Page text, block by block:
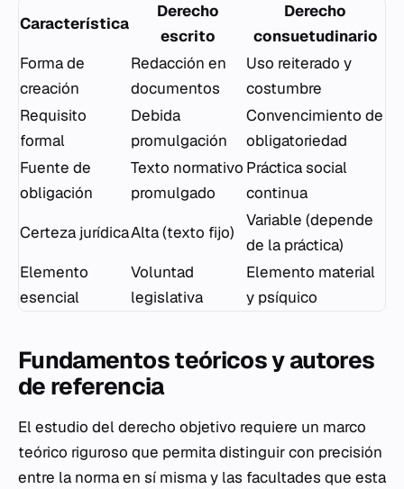
Característica
Derecho
escrito
Derecho
consuetudinario
Forma de
creación
Redacción en
documentos
Uso reiterado y
costumbre
Requisito
formal
Debida
promulgación
Convencimiento de
obligatoriedad
Fuente de
obligación
Texto normativo
promulgado
Práctica social
continua
Certeza jurídicaAlta (texto fijo)
Variable (depende
de la práctica)
Elemento
esencial
Voluntad
legislativa
Elemento material
y psíquico
Fundamentos teóricos y autores
de referencia
El estudio del derecho objetivo requiere un marco
teórico riguroso que permita distinguir con precisión
entre la norma en sí misma y las facultades que esta